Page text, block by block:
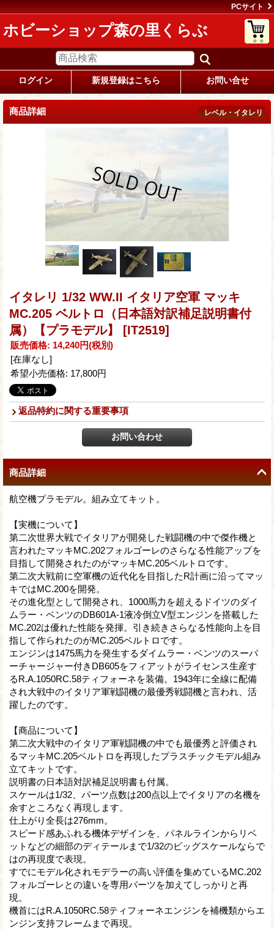
PCサイト
ホビーショップ森の里くらぶ
ログイン 新規登録はこちら お問い合せ
商品詳細 レベル・イタレリ
イタレリ 1/32 WW.II イタリア空軍 マッキ
MC.205 ベルトロ（日本語対訳補足説明書付
属）【プラモデル】 [IT2519]
販売価格: 14,240円(税別)
[在庫なし]
希望小売価格: 17,800円
返品特約に関する重要事項
商品詳細
航空機プラモデル。組み立てキット。
【実機について】
第二次世界大戦でイタリアが開発した戦闘機の中で傑作機と
言われたマッキMC.202フォルゴーレのさらなる性能アップを
目指して開発されたのがマッキMC.205ベルトロです。
第二次大戦前に空軍機の近代化を目指したR計画に沿ってマッ
キではMC.200を開発。
その進化型として開発され、1000馬力を超えるドイツのダイ
ムラー・ベンツのDB601A-1液冷倒立V型エンジンを搭載した
MC.202は優れた性能を発揮。引き続きさらなる性能向上を目
指して作られたのがMC.205ベルトロです。
エンジンは1475馬力を発生するダイムラー・ベンツのスーパ
ーチャージャー付きDB605をフィアットがライセンス生産す
るR.A.1050RC.58ティフォーネを装備。1943年に全線に配備
され大戦中のイタリア軍戦闘機の最優秀戦闘機と言われ、活
躍したのです。
【商品について】
第二次大戦中のイタリア軍戦闘機の中でも最優秀と評価され
るマッキMC.205ベルトロを再現したプラスチックモデル組み
立てキットです。
説明書の日本語対訳補足説明書も付属。
スケールは1/32、パーツ点数は200点以上でイタリアの名機を
余すところなく再現します。
仕上がり全長は276mm。
スピード感あふれる機体デザインを、パネルラインからリベ
ットなどの細部のディテールまで1/32のビッグスケールならで
はの再現度で表現。
すでにモデル化されモデラーの高い評価を集めているMC.202
フォルゴーレとの違いを専用パーツを加えてしっかりと再
現。
機首にはR.A.1050RC.58ティフォーネエンジンを補機類からエ
ンジン支持フレームまで再現。